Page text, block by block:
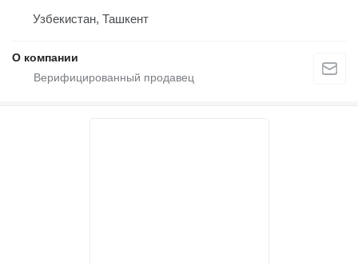
Узбекистан, Ташкент
О компании